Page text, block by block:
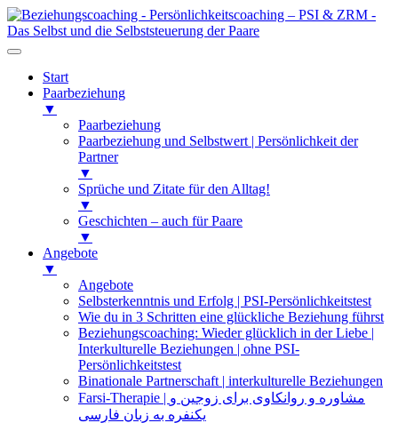
Start
Paarbeziehung
▼
Paarbeziehung
Paarbeziehung und Selbstwert | Persönlichkeit der
Partner
▼
Sprüche und Zitate für den Alltag!
▼
Geschichten – auch für Paare
▼
Angebote
▼
Angebote
Selbsterkenntnis und Erfolg | PSI-Persönlichkeitstest
Wie du in 3 Schritten eine glückliche Beziehung führst
Beziehungscoaching: Wieder glücklich in der Liebe |
Interkulturelle Beziehungen | ohne PSI-
Persönlichkeitstest
Binationale Partnerschaft | interkulturelle Beziehungen
Farsi-Therapie | مشاوره و روانکاوی برای زوجین و
یکنفره به زبان فارسی